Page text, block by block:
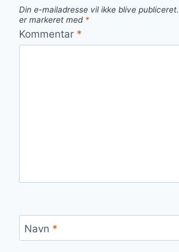
Din e-mailadresse vil ikke blive publiceret.
er markeret med *
Kommentar *
Navn *